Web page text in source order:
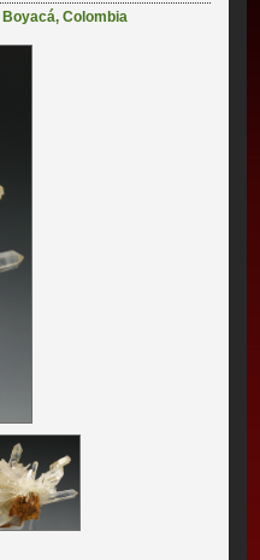
Boyacá,Colombia